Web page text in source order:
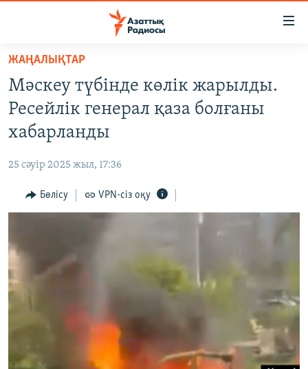
Skip
main
content
to
main
Navigation
to
AZATTYQTV
АДАМ ҚҰҚЫҚТАРЫ
ӘЛЕУМЕТ
АРНАЙЫ ЖОБАЛАР
Русский
ЖАҢАЛЫҚТАР
Мәскеу түбінде көлік жарылды.
Ресейлік генерал қаза болғаны
хабарланды
25 сәуір 2025 жыл, 17:36
Бөлісу VPN-сіз оқу